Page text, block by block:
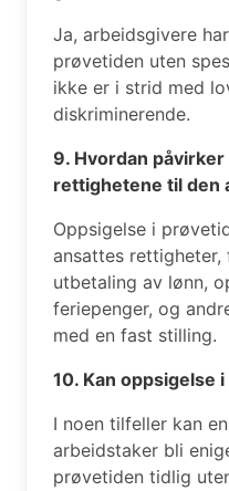
Ja, arbeidsgivere
prøvetiden uten
ikke er i strid med
diskriminerende.
9. Hvordan
rettighetene til den
Oppsigelse i
ansattes
utbetaling av lønn,
feriepenger, og
med en fast stilling.
10. Kan oppsigelse
I noen tilfeller kan
arbeidstaker bli
prøvetiden tidlig